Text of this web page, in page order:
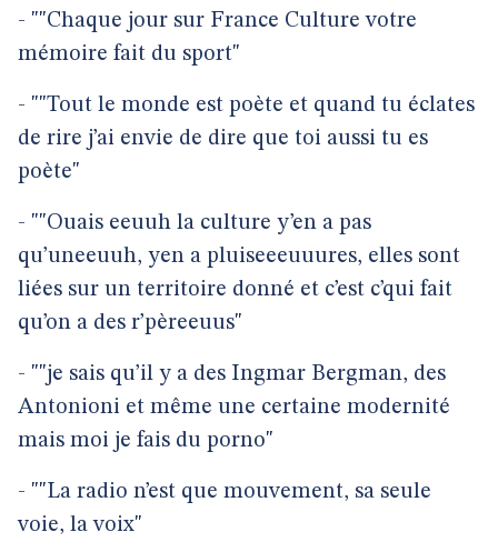
- ""Chaque jour sur France Culture votre
mémoire fait du sport"
- ""Tout le monde est poète et quand tu éclates
de rire j’ai envie de dire que toi aussi tu es
poète"
- ""Ouais eeuuh la culture y’en a pas
qu’uneeuuh, yen a pluiseeeuuures, elles sont
liées sur un territoire donné et c’est c’qui fait
qu’on a des r’pèreeuus"
- ""je sais qu’il y a des Ingmar Bergman, des
Antonioni et même une certaine modernité
mais moi je fais du porno"
- ""La radio n’est que mouvement, sa seule
voie, la voix"